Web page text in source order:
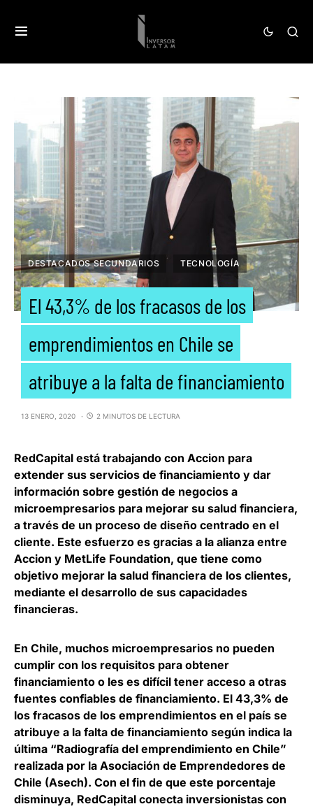
DESTACADOS SECUNDARIOS TECNOLOGÍA
El 43,3% de los fracasos de los
emprendimientos en Chile se
atribuye a la falta de financiamiento
13 ENERO, 2020 2 MINUTOS DE LECTURA
RedCapital está trabajando con Accion para
extender sus servicios de financiamiento y dar
información sobre gestión de negocios a
microempresarios para mejorar su salud financiera,
a través de un proceso de diseño centrado en el
cliente. Este esfuerzo es gracias a la alianza entre
Accion y MetLife Foundation, que tiene como
objetivo mejorar la salud financiera de los clientes,
mediante el desarrollo de sus capacidades
financieras.
En Chile, muchos microempresarios no pueden
cumplir con los requisitos para obtener
financiamiento o les es difícil tener acceso a otras
fuentes confiables de financiamiento. El 43,3% de
los fracasos de los emprendimientos en el país se
atribuye a la falta de financiamiento según indica la
última “Radiografía del emprendimiento en Chile”
realizada por la Asociación de Emprendedores de
Chile (Asech). Con el fin de que este porcentaje
disminuya, RedCapital conecta inversionistas con